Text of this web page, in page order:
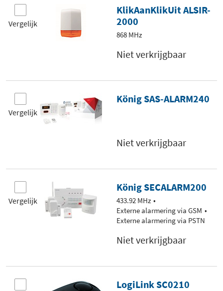
Vergelijk
KlikAanKlikUit ALSIR-
2000
868 MHz
Niet verkrijgbaar
Vergelijk
König SAS-ALARM240
Niet verkrijgbaar
Vergelijk
König SECALARM200
433.92 MHz
Externe alarmering via GSM
Externe alarmering via PSTN
Niet verkrijgbaar
LogiLink SC0210